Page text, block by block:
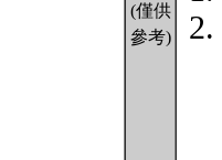
(僅供
參考)